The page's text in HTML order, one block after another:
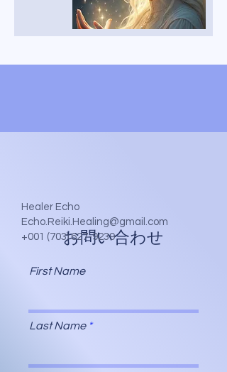
お問い合わせ
Healer Echo
Echo.Reiki.Healing@gmail.com
+001 (703) 627-9239
First Name
Last Name